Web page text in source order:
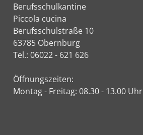
Berufsschulkantine
Piccola cucina
Berufsschulstraße 10
63785 Obernburg
Tel.: 06022 - 621 626
Öffnungszeiten:
Montag - Freitag: 08.30 - 13.00 Uhr